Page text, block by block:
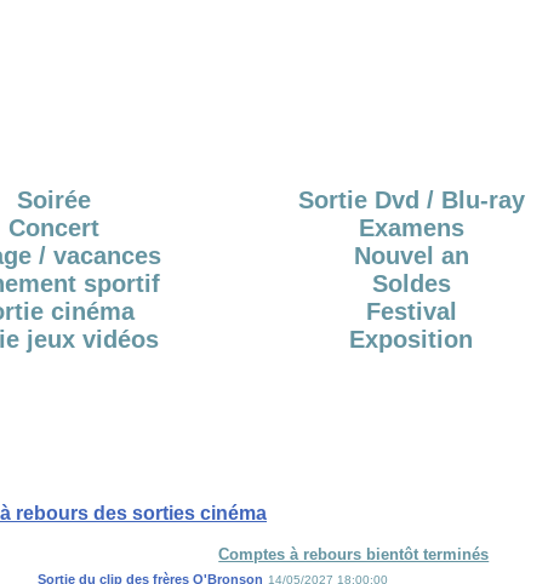
Soirée
Concert
/ vacances
sportif
cinéma
jeux vidéos
Sortie Dvd / Blu-ray
Examens
Nouvel an
Soldes
Festival
Exposition
rebours des sorties cinéma
Comptes à rebours bientôt terminés
Sortie du clip des frères O'Bronson 14/05/2027 18:00:00